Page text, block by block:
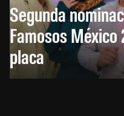
Segunda
Famosos
placa